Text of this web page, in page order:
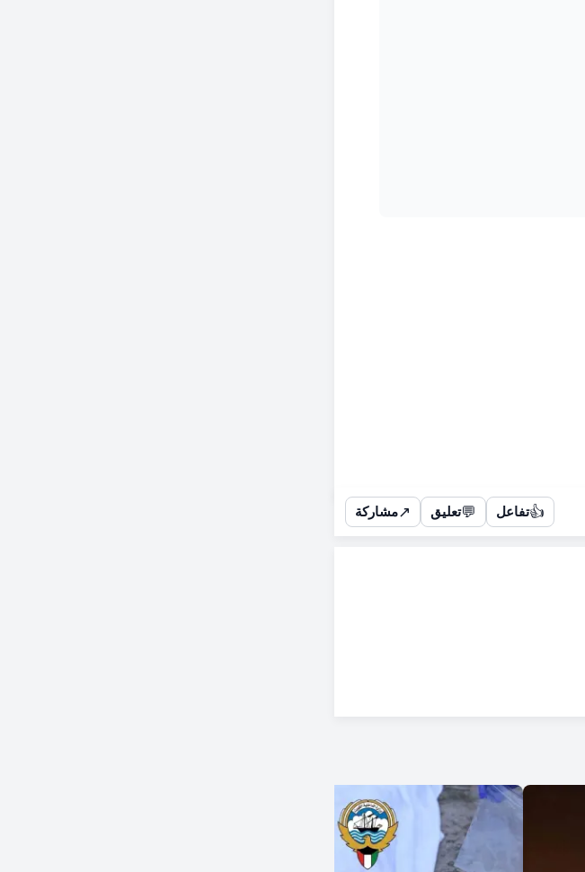
👍تفاعل 💬تعليق ↗مشاركة